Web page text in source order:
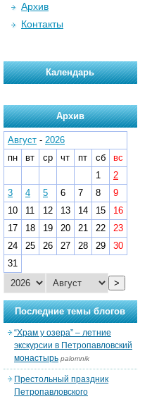
Архив
Контакты
Календарь
Архив
Август - 2026
пн
вт ср чт пт сб
вс
1
2
3
4 5 6 7 8
9
10
11 12 13 14 15
16
17
18 19 20 21 22
23
24
25 26 27 28 29
30
31
>
Последние темы блогов
“Храм у озера” – летние
экскурсии в Петропавловский
монастырь palomnik
Престольный праздник
Петропавловского